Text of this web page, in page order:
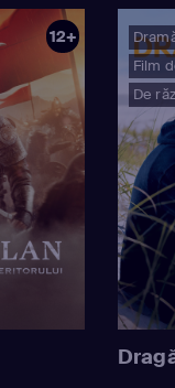
12+
Film
De